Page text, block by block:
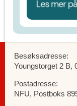
Besøksadresse:
Youngstorget 2 B,
Postadresse:
NFU, Postboks